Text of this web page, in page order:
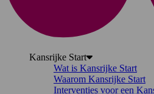
Kansrijke Start
Wat is Kansrijke Start
Waarom Kansrijke Start
Interventies voor een